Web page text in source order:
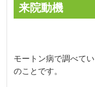
来院動機
モートン病で調べて
のことです。